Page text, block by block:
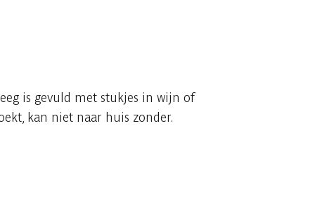
is gevuld met stukjes in wijn of
kan niet naar huis zonder.